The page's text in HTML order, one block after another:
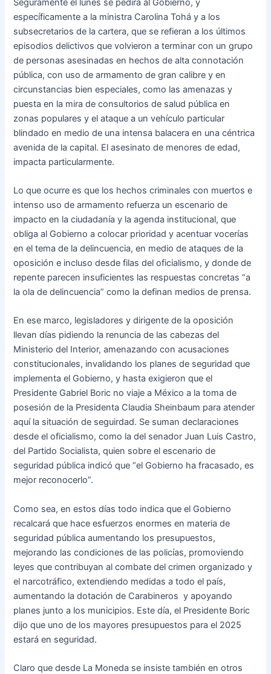
específicamente a la ministra Carolina Tohá y a los
subsecretarios de la cartera, que se refieran a los últimos
episodios delictivos que volvieron a terminar con un grupo
de personas asesinadas en hechos de alta connotación
pública, con uso de armamento de gran calibre y en
circunstancias bien especiales, como las amenazas y
puesta en la mira de consultorios de salud pública en
zonas populares y el ataque a un vehículo particular
blindado en medio de una intensa balacera en una céntrica
avenida de la capital. El asesinato de menores de edad,
impacta particularmente.
Lo que ocurre es que los hechos criminales con muertos e
intenso uso de armamento refuerza un escenario de
impacto en la ciudadanía y la agenda institucional, que
obliga al Gobierno a colocar prioridad y acentuar vocerías
en el tema de la delincuencia, en medio de ataques de la
oposición e incluso desde filas del oficialismo, y donde de
repente parecen insuficientes las respuestas concretas “a
la ola de delincuencia” como la definan medios de prensa.
En ese marco, legisladores y dirigente de la oposición
llevan días pidiendo la renuncia de las cabezas del
Ministerio del Interior, amenazando con acusaciones
constitucionales, invalidando los planes de seguridad que
implementa el Gobierno, y hasta exigieron que el
Presidente Gabriel Boric no viaje a México a la toma de
posesión de la Presidenta Claudia Sheinbaum para atender
aquí la situación de seguirdad. Se suman declaraciones
desde el oficialismo, como la del senador Juan Luis Castro,
del Partido Socialista, quien sobre el escenario de
seguridad pública indicó que “el Gobierno ha fracasado, es
mejor reconocerlo”.
Como sea, en estos días todo indica que el Gobierno
recalcará que hace esfuerzos enormes en materia de
seguridad pública aumentando los presupuestos,
mejorando las condiciones de las policías, promoviendo
leyes que contribuyan al combate del crimen organizado y
el narcotráfico, extendiendo medidas a todo el país,
aumentando la dotación de Carabineros y apoyando
planes junto a los municipios. Este día, el Presidente Boric
dijo que uno de los mayores presupuestos para el 2025
estará en seguridad.
Claro que desde La Moneda se insiste también en otros